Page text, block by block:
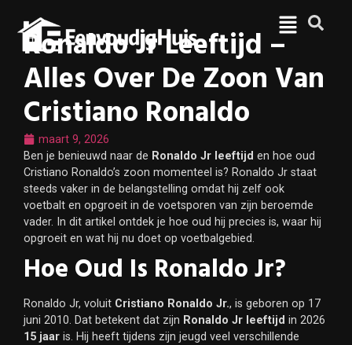
Ronaldo Jr Leeftijd –
Alles Over De Zoon Van
Cristiano Ronaldo
maart 9, 2026
Ben je benieuwd naar de Ronaldo Jr leeftijd en hoe oud
Cristiano Ronaldo’s zoon momenteel is? Ronaldo Jr staat
steeds vaker in de belangstelling omdat hij zelf ook
voetbalt en opgroeit in de voetsporen van zijn beroemde
vader. In dit artikel ontdek je hoe oud hij precies is, waar hij
opgroeit en wat hij nu doet op voetbalgebied.
Hoe Oud Is Ronaldo Jr?
Ronaldo Jr, voluit Cristiano Ronaldo Jr., is geboren op 17
juni 2010. Dat betekent dat zijn Ronaldo Jr leeftijd in 2026
15 jaar is. Hij heeft tijdens zijn jeugd veel verschillende